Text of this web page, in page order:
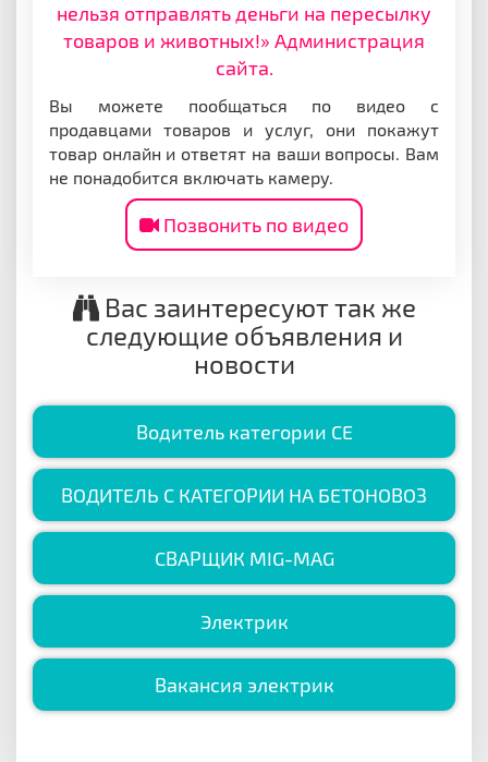
нельзя отправлять деньги на пересылку
товаров и животных!» Администрация
сайта.
Вы можете пообщаться по видео с
продавцами товаров и услуг, они покажут
товар онлайн и ответят на ваши вопросы. Вам
не понадобится включать камеру.
Позвонить по видео
Вас заинтересуют так же
следующие объявления и
новости
Водитель категории СЕ
ВОДИТЕЛЬ C КАТЕГОРИИ НА БЕТОНОВОЗ
СВАРЩИК MIG-MAG
Электрик
Вакансия электрик